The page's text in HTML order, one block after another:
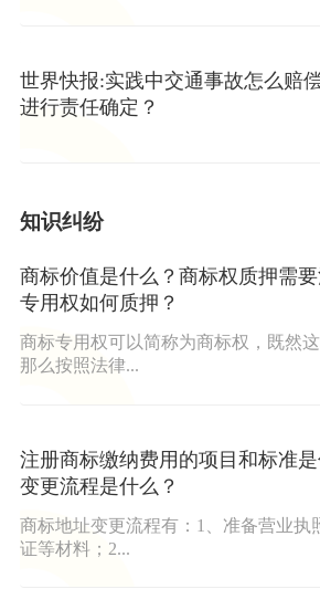
世界快报:实践中交通事故怎么赔
进行责任确定？
知识纠纷
商标价值是什么？商标权质押需
专用权如何质押？
商标专用权可以简称为商标权，既然
那么按照法律...
注册商标缴纳费用的项目和标准
变更流程是什么？
商标地址变更流程有：1、准备营业执
证等材料；2...